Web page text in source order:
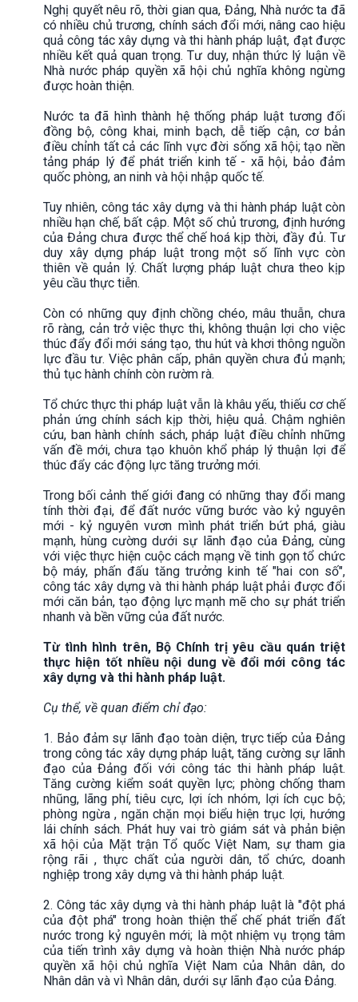
Nghị quyết nêu rõ, thời gian qua, Đảng, Nhà nước ta đã
có nhiều chủ trương, chính sách đổi mới, nâng cao hiệu
quả công tác xây dựng và thi hành pháp luật, đạt được
nhiều kết quả quan trọng. Tư duy, nhận thức lý luận về
Nhà nước pháp quyền xã hội chủ nghĩa không ngừng
được hoàn thiện.
Nước ta đã hình thành hệ thống pháp luật tương đối
đồng bộ, công khai, minh bạch, dễ tiếp cận, cơ bản
điều chỉnh tất cả các lĩnh vực đời sống xã hội; tạo nền
tảng pháp lý để phát triển kinh tế - xã hội, bảo đảm
quốc phòng, an ninh và hội nhập quốc tế.
Tuy nhiên, công tác xây dựng và thi hành pháp luật còn
nhiều hạn chế, bất cập. Một số chủ trương, định hướng
của Đảng chưa được thể chế hoá kịp thời, đầy đủ. Tư
duy xây dựng pháp luật trong một số lĩnh vực còn
thiên về quản lý. Chất lượng pháp luật chưa theo kịp
yêu cầu thực tiễn.
Còn có những quy định chồng chéo, mâu thuẫn, chưa
rõ ràng, cản trở việc thực thi, không thuận lợi cho việc
thúc đẩy đổi mới sáng tạo, thu hút và khơi thông nguồn
lực đầu tư. Việc phân cấp, phân quyền chưa đủ mạnh;
thủ tục hành chính còn rườm rà.
Tổ chức thực thi pháp luật vẫn là khâu yếu, thiếu cơ chế
phản ứng chính sách kịp thời, hiệu quả. Chậm nghiên
cứu, ban hành chính sách, pháp luật điều chỉnh những
vấn đề mới, chưa tạo khuôn khổ pháp lý thuận lợi để
thúc đẩy các động lực tăng trưởng mới.
Trong bối cảnh thế giới đang có những thay đổi mang
tính thời đại, để đất nước vững bước vào kỷ nguyên
mới - kỷ nguyên vươn mình phát triển bứt phá, giàu
mạnh, hùng cường dưới sự lãnh đạo của Đảng, cùng
với việc thực hiện cuộc cách mạng về tinh gọn tổ chức
bộ máy, phấn đấu tăng trưởng kinh tế "hai con số",
công tác xây dựng và thi hành pháp luật phải được đổi
mới căn bản, tạo động lực mạnh mẽ cho sự phát triển
nhanh và bền vững của đất nước.
Từ tình hình trên, Bộ Chính trị yêu cầu quán triệt
thực hiện tốt nhiều nội dung về đổi mới công tác
xây dựng và thi hành pháp luật.
Cụ thể, về quan điểm chỉ đạo:
1. Bảo đảm sự lãnh đạo toàn diện, trực tiếp của Đảng
trong công tác xây dựng pháp luật, tăng cường sự lãnh
đạo của Đảng đối với công tác thi hành pháp luật.
Tăng cường kiểm soát quyền lực; phòng chống tham
nhũng, lãng phí, tiêu cực, lợi ích nhóm, lợi ích cục bộ;
phòng ngừa , ngăn chặn mọi biểu hiện trục lợi, hướng
lái chính sách. Phát huy vai trò giám sát và phản biện
xã hội của Mặt trận Tổ quốc Việt Nam, sự tham gia
rộng rãi , thực chất của người dân, tổ chức, doanh
nghiệp trong xây dựng và thi hành pháp luật.
2. Công tác xây dựng và thi hành pháp luật là "đột phá
của đột phá" trong hoàn thiện thể chế phát triển đất
nước trong kỷ nguyên mới; là một nhiệm vụ trọng tâm
của tiến trình xây dựng và hoàn thiện Nhà nước pháp
quyền xã hội chủ nghĩa Việt Nam của Nhân dân, do
Nhân dân và vì Nhân dân, dưới sự lãnh đạo của Đảng.